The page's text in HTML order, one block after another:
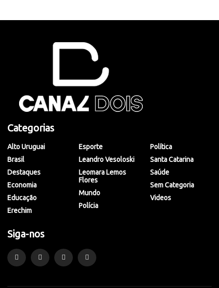
Categorias
Alto Uruguai
Brasil
Destaques
Economia
Educação
Erechim
Esporte
Leandro Vesoloski
Leomara Lemos
Flores
Mundo
Polícia
Política
Santa Catarina
Saúde
Sem Categoria
Videos
Siga-nos